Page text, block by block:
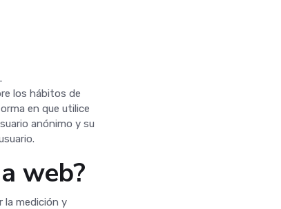
los hábitos de
en que utilice
anónimo y su
web?
la medición y